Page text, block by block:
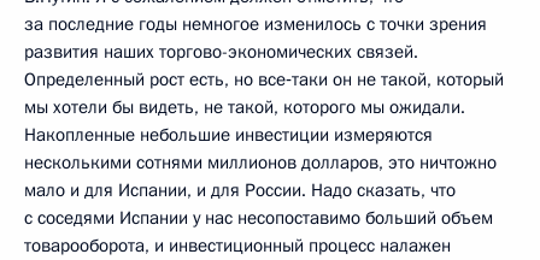
за последние годы немногое изменилось с точки зрения
развития наших торгово-экономических связей.
Определенный рост есть, но все‑таки он не такой, который
мы хотели бы видеть, не такой, которого мы ожидали.
Накопленные небольшие инвестиции измеряются
несколькими сотнями миллионов долларов, это ничтожно
мало и для Испании, и для России. Надо сказать, что
с соседями Испании у нас несопоставимо больший объем
товарооборота, и инвестиционный процесс налажен